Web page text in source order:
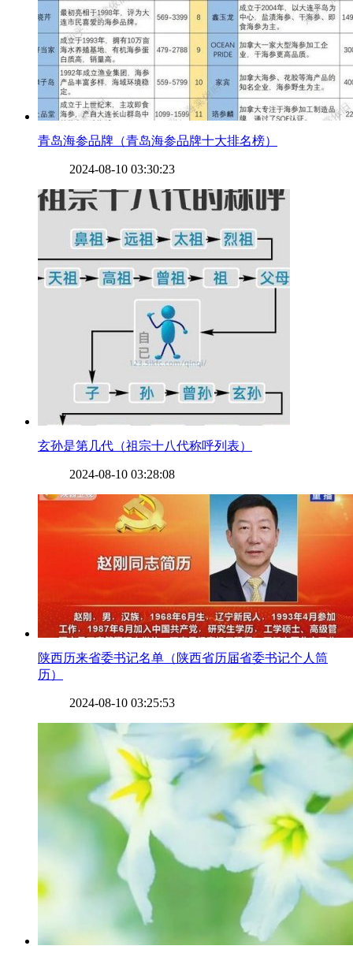
​青岛海参品牌（青岛海参品牌十大排名榜）
2024-08-10 03:30:23
​玄孙是第几代（祖宗十八代称呼列表）
2024-08-10 03:28:08
​陕西历来省委书记名单（陕西省历届省委书记个人筒
历）
2024-08-10 03:25:53